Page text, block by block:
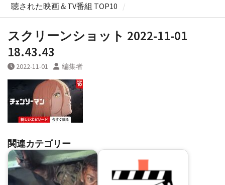
聴された映画＆TV番組 TOP10
スクリーンショット 2022-11-01
18.43.43
2022-11-01 編集者
関連カテゴリー